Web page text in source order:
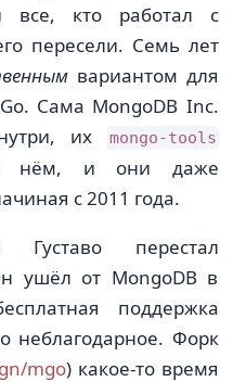
все, кто работал с
пересели. Семь лет
вариантом для
Сама MongoDB Inc.
их
mongo-tools
нём, и они даже
с 2011 года.
перестал
ушёл от MongoDB в
поддержка
неблагодарное. Форк
mgo) какое-то время